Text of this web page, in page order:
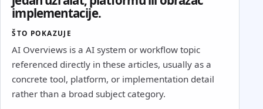
implementacije.
ŠTO POKAZUJE
AI Overviews is a AI system or workflow topic
referenced directly in these articles, usually as a
concrete tool, platform, or implementation detail
rather than a broad subject category.